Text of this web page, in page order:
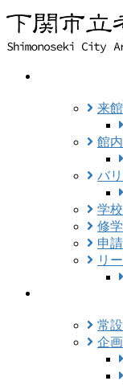
コ
ン
テ
ナ
ビ
ゲ
来
館
バ
修
申
リ
常
企